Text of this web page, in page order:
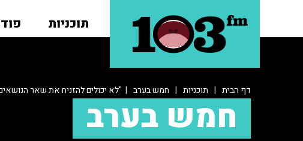
תוכניות
דף הבית | תוכניות | חמש בערב | "לא יכולים להזניח את שאר
חמש בערב